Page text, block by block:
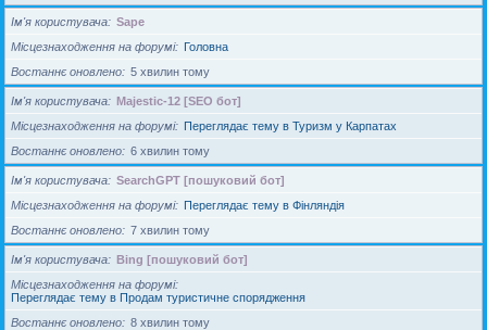
Ім'я користувача
Sape
Місцезнаходження на форумі
Головна
Востаннє оновлено
5 хвилин тому
Ім'я користувача
Majestic-12 [SEO бот]
Місцезнаходження на форумі
Переглядає тему в Туризм у Карпатах
Востаннє оновлено
6 хвилин тому
Ім'я користувача
SearchGPT [пошуковий бот]
Місцезнаходження на форумі
Переглядає тему в Фінляндія
Востаннє оновлено
7 хвилин тому
Ім'я користувача
Bing [пошуковий бот]
Місцезнаходження на форумі
Переглядає тему в Продам туристичне спорядження
Востаннє оновлено
8 хвилин тому